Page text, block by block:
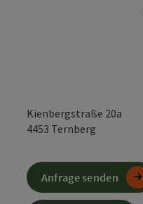
Kienbergstraße 20a
4453 Ternberg
Anfrage senden